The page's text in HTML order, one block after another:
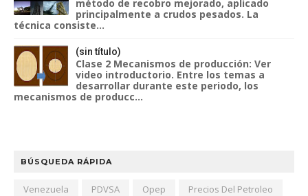
método de recobro mejorado, aplicado
principalmente a crudos pesados. La
técnica consiste...
(sin título)
Clase 2 Mecanismos de producción: Ver
video introductorio. Entre los temas a
desarrollar durante este periodo, los
mecanismos de producc...
BÚSQUEDA RÁPIDA
Venezuela PDVSA Opep
Precios Del Petroleo